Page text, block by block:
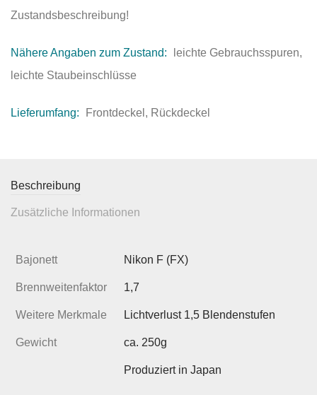
Zustandsbeschreibung!
Nähere Angaben zum Zustand:
leichte Gebrauchsspuren,
leichte Staubeinschlüsse
Lieferumfang: Frontdeckel, Rückdeckel
Beschreibung
Zusätzliche Informationen
Bajonett Nikon F (FX)
Brennweitenfaktor 1,7
Weitere Merkmale Lichtverlust 1,5 Blendenstufen
Gewicht ca. 250g
Produziert in Japan